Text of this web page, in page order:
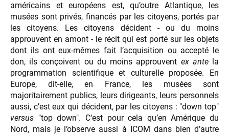
américains et européens est, qu’outre Atlantique, les
musées sont privés, financés par les citoyens, portés par
les citoyens. Les citoyens décident - ou du moins
approuvent en amont - le récit qui est porté sur les objets
dont ils ont eux-mêmes fait l’acquisition ou accepté le
don, ils conçoivent ou du moins approuvent ex antela
programmation scientifique et culturelle proposée. En
Europe, dit-elle, en France, les musées sont
majoritairement publics, leurs dirigeants, leurs personnels
aussi, c’est eux qui décident, par les citoyens : "down top"
versus "top down". C‘est pour cela qu’en Amérique du
Nord, mais je l’observe aussi à ICOM dans bien d’autre